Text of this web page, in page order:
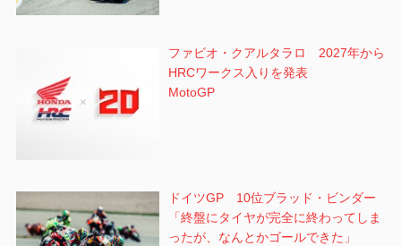
ファビオ・クアルタラロ 2027年から
HRCワークス入りを発表
MotoGP
ドイツGP 10位ブラッド・ビンダー
「終盤にタイヤが完全に終わってしま
ったが、なんとかゴールできた」